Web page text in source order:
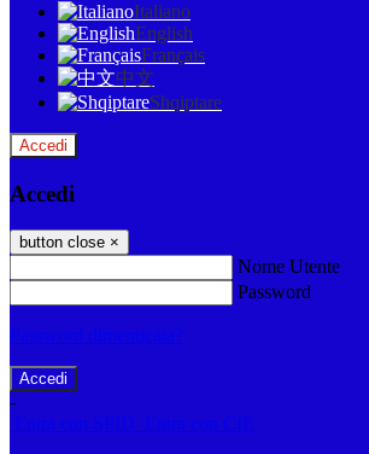
Italiano
English
Français
中文
Shqiptare
Accedi
Accedi
button close ×
Nome Utente
Password
Password dimenticata?
-
Entra con SPID
Entra con CIE